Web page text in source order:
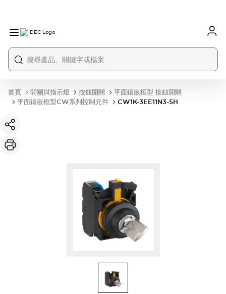
首頁 開關與指示燈 按鈕開關
平面鑲嵌框型 按鈕開關
平面鑲嵌框型CW系列控制元件
CW1K-3EE11N3-5H